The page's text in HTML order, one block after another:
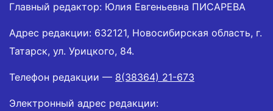
Главный редактор: Юлия Евгеньевна ПИСАРЕВА
Адрес редакции: 632121, Новосибирская область, г.
Татарск, ул. Урицкого, 84.
Телефон редакции — 8(38364) 21-673
Электронный адрес редакции: